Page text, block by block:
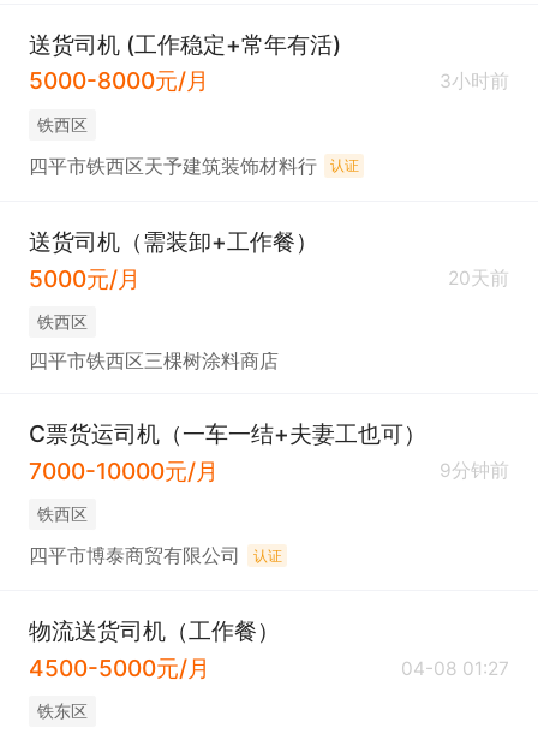
送货司机 (工作稳定+常年有活)
5000-8000元/月
3小时前
铁西区
四平市铁西区天予建筑装饰材料行 认证
送货司机（需装卸+工作餐）
5000元/月
20天前
铁西区
四平市铁西区三棵树涂料商店
C票货运司机（一车一结+夫妻工也可）
7000-10000元/月
9分钟前
铁西区
四平市博泰商贸有限公司 认证
物流送货司机（工作餐）
4500-5000元/月
04-08 01:27
铁东区